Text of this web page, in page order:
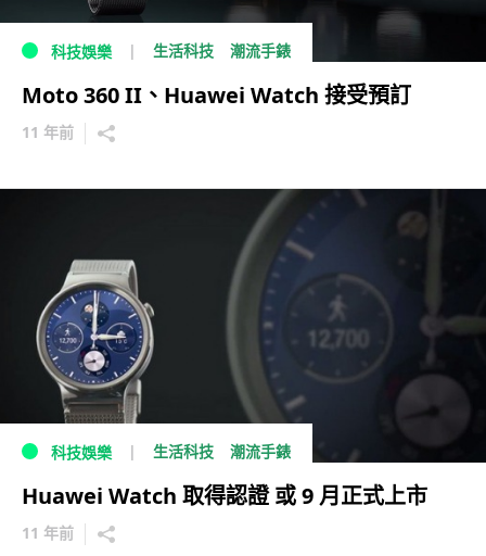
科技娛樂 生活科技 潮流手錶
Moto 360 II、Huawei Watch 接受預訂
11 年前
科技娛樂 生活科技 潮流手錶
Huawei Watch 取得認證 或 9 月正式上市
11 年前